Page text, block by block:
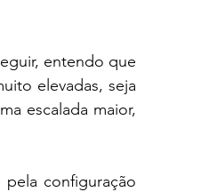
entendo que
elevadas, seja
escalada maior,
pela configuração